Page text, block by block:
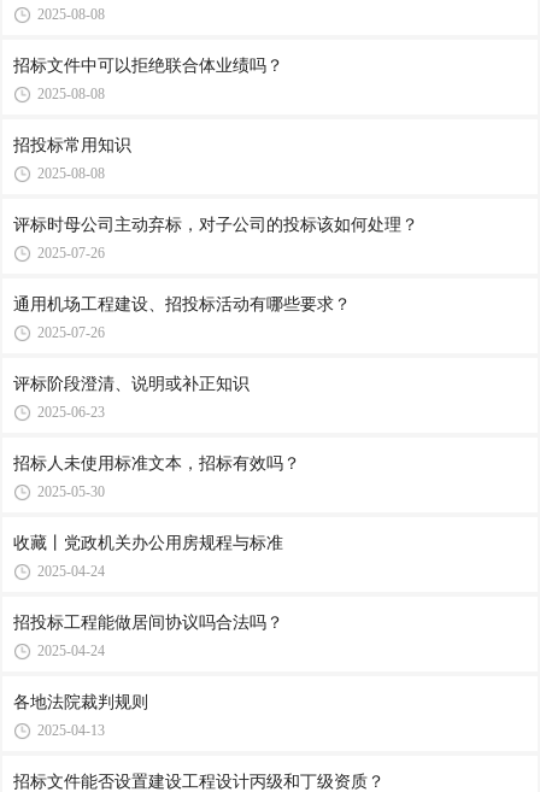
2025-08-08
招标文件中可以拒绝联合体业绩吗？
2025-08-08
招投标常用知识
2025-08-08
评标时母公司主动弃标，对子公司的投标该如何处理？
2025-07-26
通用机场工程建设、招投标活动有哪些要求？
2025-07-26
评标阶段澄清、说明或补正知识
2025-06-23
招标人未使用标准文本，招标有效吗？
2025-05-30
收藏丨党政机关办公用房规程与标准
2025-04-24
招投标工程能做居间协议吗合法吗？
2025-04-24
各地法院裁判规则
2025-04-13
招标文件能否设置建设工程设计丙级和丁级资质？